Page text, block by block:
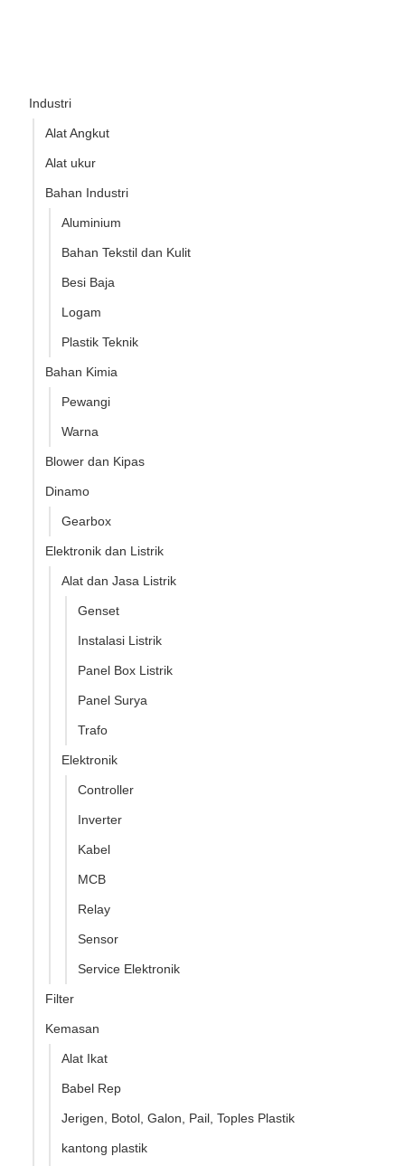
Industri
Alat Angkut
Alat ukur
Bahan Industri
Aluminium
Bahan Tekstil dan Kulit
Besi Baja
Logam
Plastik Teknik
Bahan Kimia
Pewangi
Warna
Blower dan Kipas
Dinamo
Gearbox
Elektronik dan Listrik
Alat dan Jasa Listrik
Genset
Instalasi Listrik
Panel Box Listrik
Panel Surya
Trafo
Elektronik
Controller
Inverter
Kabel
MCB
Relay
Sensor
Service Elektronik
Filter
Kemasan
Alat Ikat
Babel Rep
Jerigen, Botol, Galon, Pail, Toples Plastik
kantong plastik